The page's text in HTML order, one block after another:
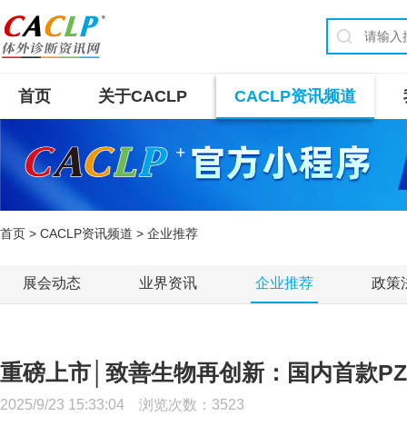
首页 关于CACLP CACLP资讯频道
首页 > CACLP资讯频道 > 企业推荐
展会动态 业界资讯 企业推荐 政策
重磅上市│致善生物再创新：国内首款
2025/9/23 15:33:04 浏览次数： 3523